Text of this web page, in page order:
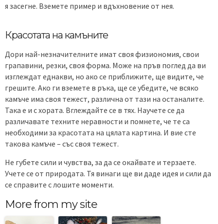
я засегне. Вземете пример и вдъхновение от нея.
Красотата на камъните
Дори най-незначителните имат своя физиономия, свои
грапавини, резки, своя форма. Може на пръв поглед да ви
изглеждат еднакви, но ако се приближите, ще видите, че
грешите. Ако ги вземете в ръка, ще се убедите, че всяко
камъче има своя тежест, различна от тази на останалите.
Така е и с хората. Вглеждайте се в тях. Научете се да
различавате техните неравности и помнете, че те са
необходими за красотата на цялата картина. И вие сте
такова камъче – със своя тежест.
Не губете сили и чувства, за да се окайвате и терзаете.
Учете се от природата. Тя винаги ще ви даде идея и сили да
се справите с лошите моменти.
More from my site